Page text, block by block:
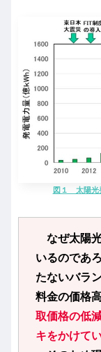
図１ 太陽光
なぜ太陽
いるのであ
たないバラ
料金の価格
取価格の低
キをかけて